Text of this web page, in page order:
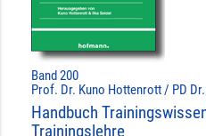
Band 200
Prof. Dr. Kuno Hottenrott / PD
Handbuch
Trainingslehre